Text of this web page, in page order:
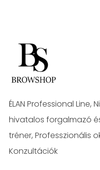
ÉLAN Professional Line,
hivatalos forgalmazó
tréner, Professzionális
Konzultációk